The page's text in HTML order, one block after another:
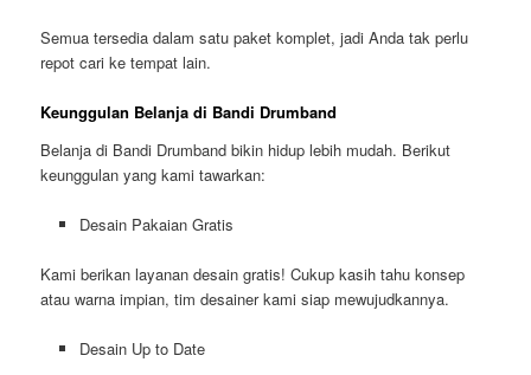
Semua tersedia dalam satu paket komplet, jadi Anda tak perlu
repot cari ke tempat lain.
Keunggulan Belanja di Bandi Drumband
Belanja di Bandi Drumband bikin hidup lebih mudah. Berikut
keunggulan yang kami tawarkan:
Desain Pakaian Gratis
Kami berikan layanan desain gratis! Cukup kasih tahu konsep
atau warna impian, tim desainer kami siap mewujudkannya.
Desain Up to Date